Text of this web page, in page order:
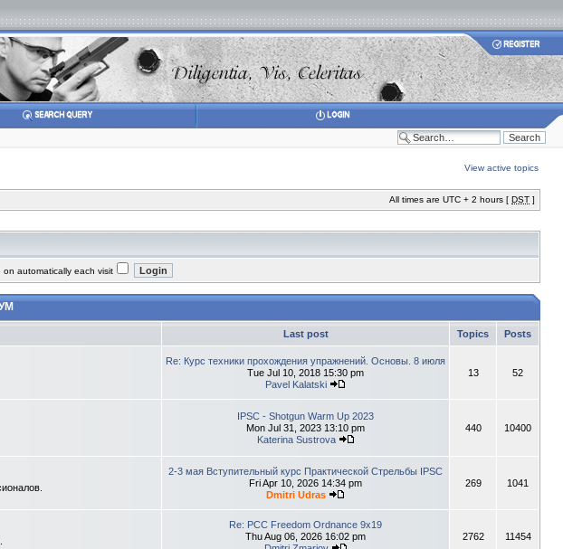
View active topics
All times are UTC + 2 hours [ DST ]
on automatically each visit
Last post Topics Posts
Re: Курс техники прохождения упражнений. Основы. 8 июля
Tue Jul 10, 2018 15:30 pm
Pavel Kalatski
13 52
IPSC - Shotgun Warm Up 2023
Mon Jul 31, 2023 13:10 pm
Katerina Sustrova
440 10400
2-3 мая Вступительный курс Практической Стрельбы IPSC
Fri Apr 10, 2026 14:34 pm
Dmitri Udras
269 1041
Re: PCC Freedom Ordnance 9x19
Thu Aug 06, 2026 16:02 pm
2762 11454